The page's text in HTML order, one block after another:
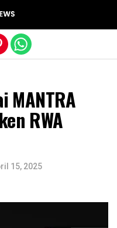
MANTRA
RWA
15, 2025